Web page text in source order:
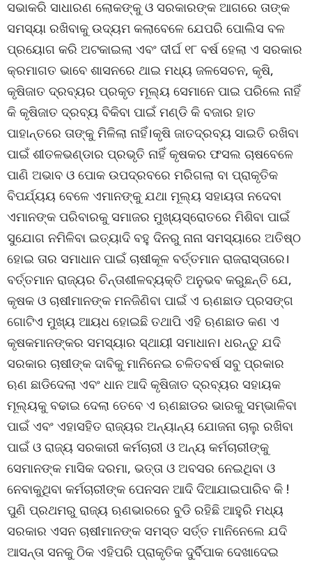
ସଭାକରି ସାଧାରଣ ଲୋକଙ୍କୁ ଓ ସରକାରଙ୍କ ଆଗରେ ତାଙ୍କ
ସମସ୍ୟା ରଖିବାକୁ ଉଦ୍ୟମ କଲାବେଳେ ଯେପରି ପୋଲିସ ବଳ
ପ୍ରୟୋଗ କରି ଅଟକାଇଲା ଏବଂ ଦୀର୍ଘ ୧୮ ବର୍ଷ ହେଲା ଏ ସରକାର
କ୍ରମାଗତ ଭାବେ ଶାସନରେ ଥାଇ ମଧ୍ୟ ଜଳସେଚନ, କୃଷି,
କୃଷିଜାତ ଦ୍ରବ୍ୟର ପ୍ରକୃତ ମୂଲ୍ୟ ସେମାନେ ପାଇ ପରିଲେ ନାହିଁ
କି କୃଷିଜାତ ଦ୍ରବ୍ୟ ବିକିବା ପାଇଁ ମଣ୍ଡି କି ବଜାର ହାତ
ପାହାନ୍ତରେ ତାଙ୍କୁ ମିଳିଲା ନାହିଁ।କୃଷି ଜାତଦ୍ରବ୍ୟ ସାଇତି ରଖିବା
ପାଇଁ ଶୀତଳଭଣ୍ଡାର ପ୍ରଭୃତି ନାହିଁ କୃଷକର ଫସଲ ଚାଷବେଳେ
ପାଣି ଅଭାବ ଓ ପୋକ ଉପଦ୍ରବରେ ମରିଗଲା ବା ପ୍ରାକୃତିକ
ବିପର୍ଯ୍ୟୟ ବେଳେ ଏମାନଙ୍କୁ ଯଥା ମୂଲ୍ୟ ସହାୟତା ନଦେବା
ଏମାନଙ୍କ ପରିବାରକୁ ସମାଜର ମୁଖ୍ୟସ୍ରୋତରେ ମିଶିବା ପାଇଁ
ସୁଯୋଗ ନମିଳିବା ଇତ୍ୟାଦି ବହୁ ଦିନରୁ ନାନା ସମସ୍ୟାରେ ଅତିଷ୍ଠ
ହୋଇ ତାର ସମାଧାନ ପାଇଁ ଚାଷୀକୂଳ ବର୍ତ୍ତମାନ ରାଜରାସ୍ତାରେ।
ବର୍ତ୍ତମାନ ରାଜ୍ୟର ଚିନ୍ତାଶୀଳବ୍ୟକ୍ତି ଅନୁଭବ କରୁଛନ୍ତି ଯେ,
କୃଷକ ଓ ଚାଷୀମାନଙ୍କ ମନଜିଣିବା ପାଇଁ ଏ ଋଣଛାଡ ପ୍ରସଙ୍ଗ
ଗୋଟିଏ ମୁଖ୍ୟ ଆୟଧ ହୋଇଛି ତଥାପି ଏହି ଋଣଛାଡ କଣ ଏ
କୃଷକମାନଙ୍କର ସମସ୍ୟାର ସ୍ଥାୟୀ ସମାଧାନ। ଧରନ୍ତୁ ଯଦି
ସରକାର ଚାଷୀଙ୍କ ଦାବିକୁ ମାନିନେଇ ଚଳିତବର୍ଷ ସବୁ ପ୍ରକାର
ଋଣ ଛାଡିଦେଲା ଏବଂ ଧାନ ଆଦି କୃଷିଜାତ ଦ୍ରବ୍ୟର ସହାୟକ
ମୂଲ୍ୟକୁ ବଢାଇ ଦେଲା ତେବେ ଏ ଋଣଛାଡର ଭାରକୁ ସମ୍ଭାଳିବା
ପାଇଁ ଏବଂ ଏହାସହିତ ରାଜ୍ୟର ଅନ୍ୟାନ୍ୟ ଯୋଜନା ଚାଲୁ ରଖିବା
ପାଇଁ ଓ ରାଜ୍ୟ ସରକାରୀ କର୍ମଚାରୀ ଓ ଅନ୍ୟ କର୍ମଚାରୀଙ୍କୁ
ସେମାନଙ୍କ ମାସିକ ଦରମା, ଭତ୍ତା ଓ ଅବସର ନେଇଥିବା ଓ
ନେବାକୁଥିବା କର୍ମଚାରୀଙ୍କ ପେନସନ ଆଦି ଦିଆଯାଇପାରିବ କି !
ପୁଣି ପ୍ରଥମରୁ ରାଜ୍ୟ ଋଣଭାରରେ ବୁଡି ରହିଛି ଆହୁରି ମଧ୍ୟ
ସରକାର ଏସନ ଚାଷୀମାନଙ୍କ ସମସ୍ତ ସର୍ତ୍ତ ମାନିନେଲେ ଯଦି
ଆସନ୍ତା ସନକୁ ଠିକ ଏହିପରି ପ୍ରାକୃତିକ ଦୁର୍ବିପାକ ଦେଖାଦେଇ